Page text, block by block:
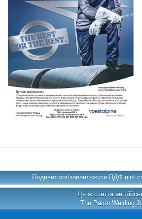
Подивитися/завантажити ПДФ цієї
Ця ж стаття
The Paton Welding